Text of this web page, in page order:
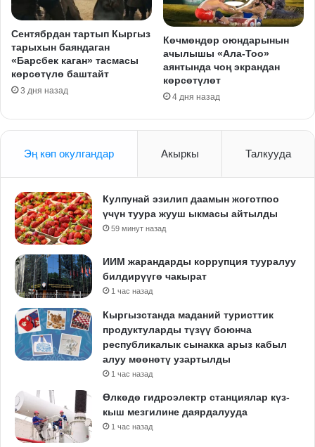
Сентябрдан тартып Кыргыз
тарыхын баяндаган
«Барсбек каган» тасмасы
көрсөтүлө баштайт
3 дня назад
Көчмөндөр оюндарынын
ачылышы «Ала-Тоо»
аянтында чоң экрандан
көрсөтүлөт
4 дня назад
Эң көп окулгандар Акыркы Талкууда
Кулпунай эзилип даамын жоготпоо
үчүн туура жууш ыкмасы айтылды
59 минут назад
ИИМ жарандарды коррупция тууралуу
билдирүүгө чакырат
1 час назад
Кыргызстанда маданий туристтик
продуктуларды түзүү боюнча
республикалык сынакка арыз кабыл
алуу мөөнөтү узартылды
1 час назад
Өлкөдө гидроэлектр станциялар күз-
кыш мезгилине даярдалууда
1 час назад